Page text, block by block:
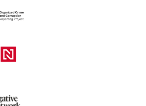
FinCen označil za vora v
Asi o rok později mu Shulaya
známý. Podle expertů na
mohla těch 500 $ být
už z dokumentů nevyplývá.